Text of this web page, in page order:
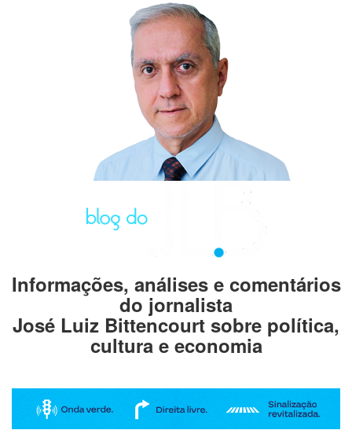
Informações, análises e comentários
do jornalista
José Luiz Bittencourt sobre política,
cultura e economia